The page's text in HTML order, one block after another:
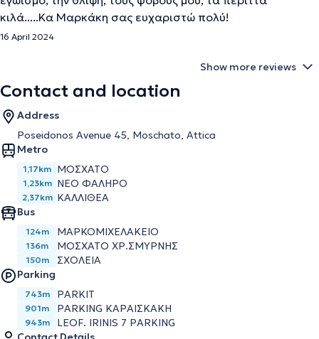
κιλά.....Κα Μαρκάκη σας ευχαριστώ πολύ!
16 April 2024
Show more reviews
Contact and location
Address
Poseidonos Avenue 45, Moschato, Attica
Metro
1,17km ΜΟΣΧΑΤΟ
1,23km ΝΕΟ ΦΑΛΗΡΟ
2,37km ΚΑΛΛΙΘΕΑ
Bus
124m ΜΑΡΚΟΜΙΧΕΛΑΚΕΙΟ
136m ΜΟΣΧΑΤΟ ΧΡ.ΣΜΥΡΝΗΣ
150m
ΣΧΟΛΕΙΑ
Parking
743m PARKIT
901m PARKING ΚΑΡΑΙΣΚΑΚΗ
943m
LEOF. IRINIS 7 PARKING